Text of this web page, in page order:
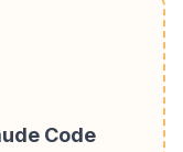
Code